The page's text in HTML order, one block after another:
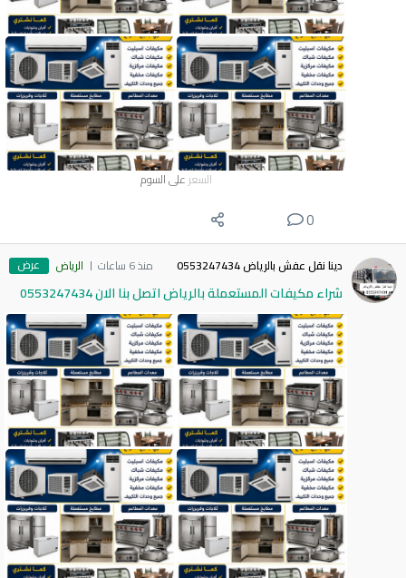
السعر على السوم
0
دينا نقل عفش بالرياض 0553247434 منذ 6 ساعات الرياض عرض
شراء مكيفات المستعملة بالرياض اتصل بنا الان 0553247434